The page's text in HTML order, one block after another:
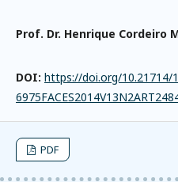
Prof. Dr. Henrique Cordeiro
DOI: https://doi.org/10.21714/
PDF